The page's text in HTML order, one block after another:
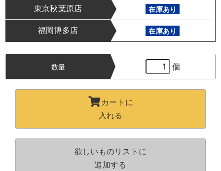
東京秋葉原店 在庫あり
福岡博多店 在庫あり
数量 個
カートに
入れる
欲しいものリストに
追加する